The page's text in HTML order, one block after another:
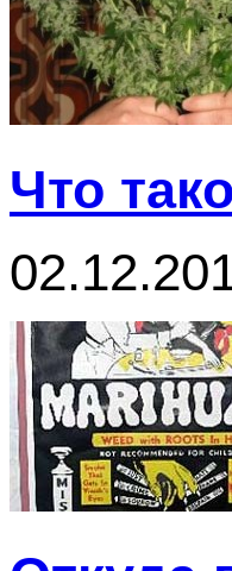
Что